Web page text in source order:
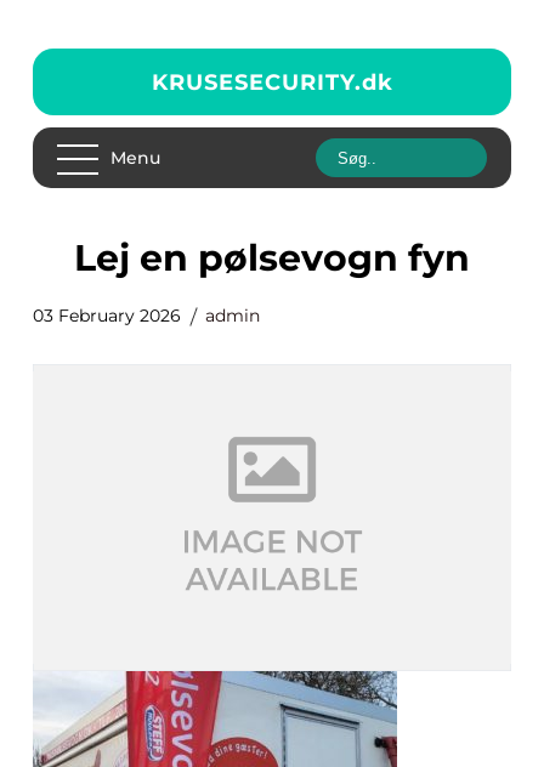
KRUSESECURITY.dk
Menu
lej en pølsevogn fyn
03 February 2026 admin